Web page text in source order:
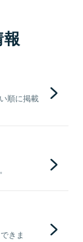
順に掲載
きま